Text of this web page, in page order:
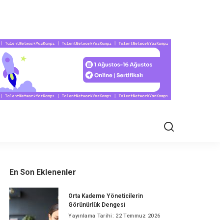
HAYAT
En Son Eklenenler
Orta Kademe Yöneticilerin
Görünürlük Dengesi
Yayınlama Tarihi: 22 Temmuz 2026